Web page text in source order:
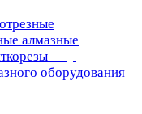
алмазные
оборудования